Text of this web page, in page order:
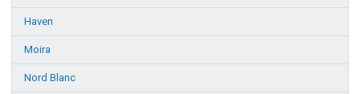
Haven
Moira
Nord Blanc